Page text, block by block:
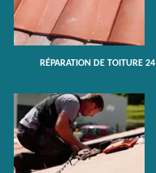
RÉPARATION DE TOITURE 24